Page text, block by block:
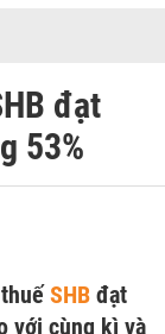
đạt
53%
SHB đạt
với cùng kì và